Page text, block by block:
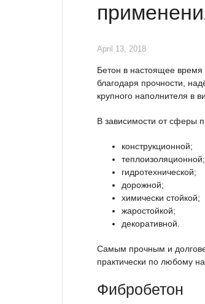
April 13, 2018
Бетон в настоящее
благодаря прочности,
крупного наполнителя в
В зависимости от сферы
конструкционной;
теплоизоляционной;
гидротехнической;
дорожной;
химически стойкой;
жаростойкой;
декоративной.
Самым прочным и
практически по любому
Фибробетон